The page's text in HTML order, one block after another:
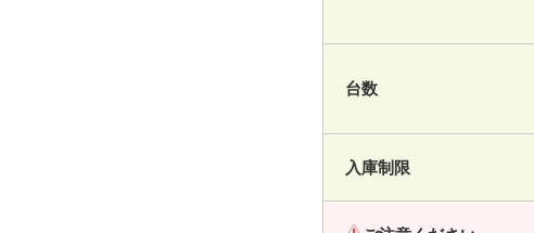
台数
入庫制限